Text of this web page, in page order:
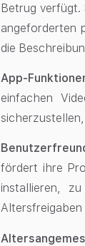
Betrug verfügt.
angeforderten
die
App-
einfachen
fördert ihre
installieren,
Altersfreigaben